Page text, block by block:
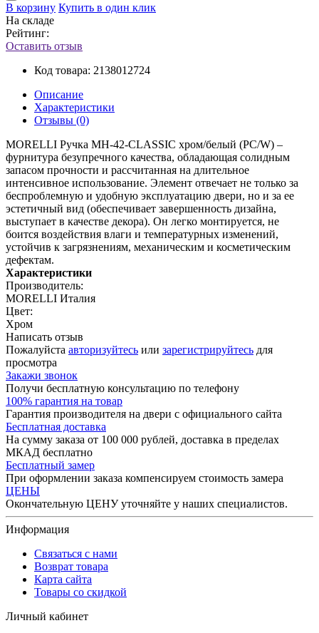
В корзину Купить в один клик
На складе
Рейтинг:
Оставить отзыв
Код товара: 2138012724
Описание
Характеристики
Отзывы (0)
MORELLI Ручка MH-42-CLASSIC хром/белый (PС/W) –
фурнитура безупречного качества, обладающая солидным
запасом прочности и рассчитанная на длительное
интенсивное использование. Элемент отвечает не только за
беспроблемную и удобную эксплуатацию двери, но и за ее
эстетичный вид (обеспечивает завершенность дизайна,
выступает в качестве декора). Он легко монтируется, не
боится воздействия влаги и температурных изменений,
устойчив к загрязнениям, механическим и косметическим
дефектам.
Характеристики
Производитель:
MORELLI Италия
Цвет:
Хром
Написать отзыв
Пожалуйста авторизуйтесь или зарегистрируйтесь для
просмотра
Закажи звонок
Получи бесплатную консультацию по телефону
100% гарантия на товар
Гарантия производителя на двери с официального сайта
Бесплатная доставка
На сумму заказа от 100 000 рублей, доставка в пределах
МКАД бесплатно
Бесплатный замер
При оформлении заказа компенсируем стоимость замера
ЦЕНЫ
Окончательную ЦЕНУ уточняйте у наших специалистов.
Информация
Связаться с нами
Возврат товара
Карта сайта
Товары со скидкой
Личный кабинет